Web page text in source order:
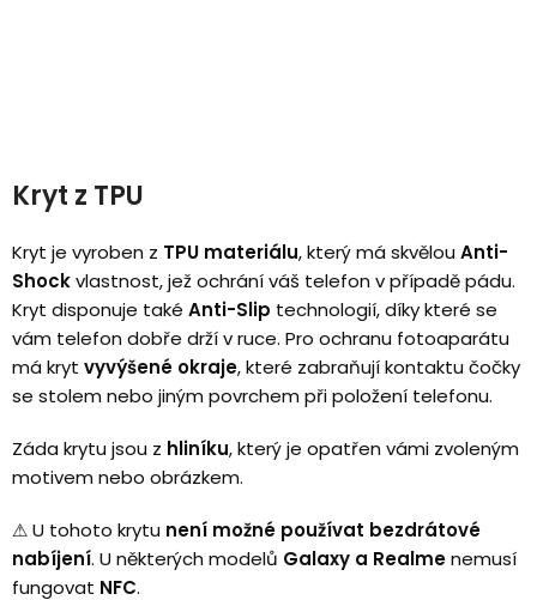
Kryt z TPU
Kryt je vyroben z TPU materiálu, který má skvělou Anti-
Shockvlastnost, jež ochrání váš telefon v případě pádu.
Kryt disponuje také Anti-Slip technologií, díky které se
vám telefon dobře drží v ruce. Pro ochranu fotoaparátu
má kryt vyvýšené okraje, které zabraňují kontaktu čočky
se stolem nebo jiným povrchem při položení telefonu.
Záda krytu jsou z hliníku, který je opatřen vámi zvoleným
motivem nebo obrázkem.
⚠U tohoto krytu není možné používat bezdrátové
nabíjení. U některých modelů Galaxy a Realmenemusí
fungovat NFC.